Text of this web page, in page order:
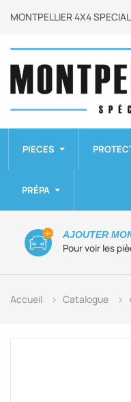
MONTPELLIER 4X4
PIECES
PRÉPA
Pour voir les
AJOUTER
Accueil Catalogue